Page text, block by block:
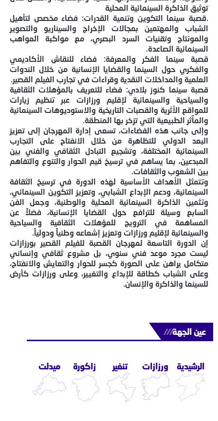
توثيق الذاكرة السينمائية المحلية
.قصبة سينما التكوين وتنمية القدرات: فضاء مخصص لتأهيل
الشباب والمهتمين بمجالات الإخراج والسيناريو والتصوير
والمونتاج وتقنيات السرد البصري، مع مواكبة المواهب
السينمائية الصاعدة.
قصبة سينما الفكر والمعرفة: فضاء للنقاش الأكاديمي
والفكري حول السينما والقضايا الإنسانية من خلال الندوات
العلمية والمداخلات النقدية وقراءات في تجارب الفيلم القصير.
قصبة سينما كنوز بلادي: فضاء للتعريف بالمؤهلات الثقافية
والسياحية والسينمائية لإقليم ورزازات عبر تنظيم زيارات
للمواقع الأثرية والقصبات التاريخية والاستوديوهات السينمائية
والمآثر الطبيعية التي تزخر بها المنطقة.
وإلى جانب هذه الفضاءات، تسعى إدارة المهرجان إلى تعزيز
البعد الدولي للتظاهرة من خلال الانفتاح على التجارب
السينمائية المختلفة، وتشجيع التبادل الثقافي والفني بين
المبدعين، بما يساهم في ترسيخ قيم الحوار والتنوع والتفاهم
بين الشعوب والثقافات.
وتتمثل الأهداف الأساسية لهذه الدورة في ترسيخ الثقافة
السينمائية، ودعم الإبداع الشبابي، وتعزيز التكوين السينمائي،
وتثمين الذاكرة السينمائية المحلية والوطنية، وجعل الفن
السابع وسيلة للترافع حول القضايا الإنسانية، فضلاً عن
المساهمة في الترويج للمؤهلات الثقافية والسياحية
والسينمائية لإقليم ورزازات وتعزيز إشعاعه وطنياً ودولياً.
إن الدورة التاسعة لمهرجان القصبة للفيلم القصير بورزازات
ليست مجرد موعد فني سنوي، بل مشروع ثقافي وإنساني
متكامل يراهن على الصورة كجسر للحوار والتعايش والانفتاح،
وعلى الشباب كطاقة للإبداع والتغيير، وعلى ورزازات كأرض
للسينما والذاكرة والإنسان.
عين الجهة///
الرشيدية ورزازات تنغير زاكورة ميدلت